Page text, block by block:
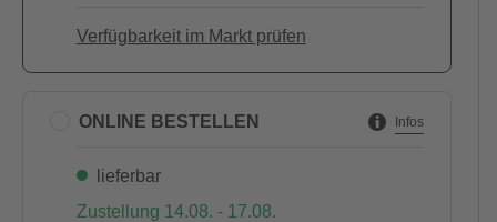
Verfügbarkeit im Markt prüfen
ONLINE BESTELLEN Infos
lieferbar
Zustellung 14.08. - 17.08.